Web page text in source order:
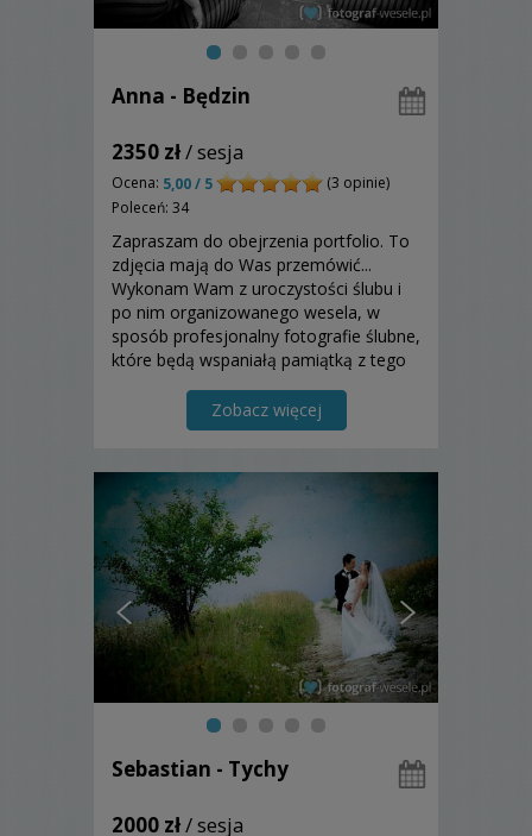
Anna - Będzin
2350 zł/ sesja
Ocena: 5,00 / 5
(3 opinie)
Poleceń: 34
Zapraszam do obejrzenia portfolio. To
zdjęcia mają do Was przemówić...
Wykonam Wam z uroczystości ślubu i
po nim organizowanego wesela, w
sposób profesjonalny fotografie ślubne,
które będą wspaniałą pamiątką z tego
Zobacz więcej
Sebastian - Tychy
2000 zł/ sesja